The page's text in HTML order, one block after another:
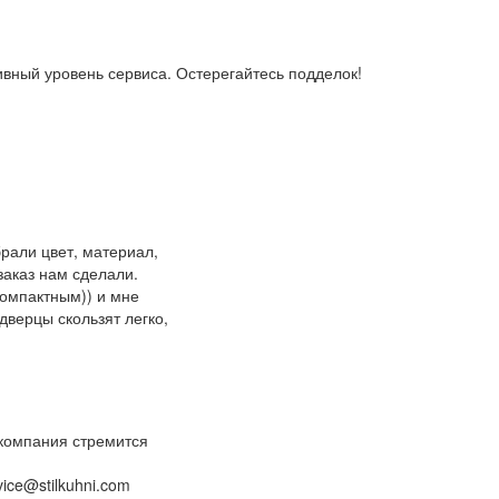
уровень сервиса. Остерегайтесь подделок!
цвет, материал,
нам сделали.
и мне
скользят легко,
стремится